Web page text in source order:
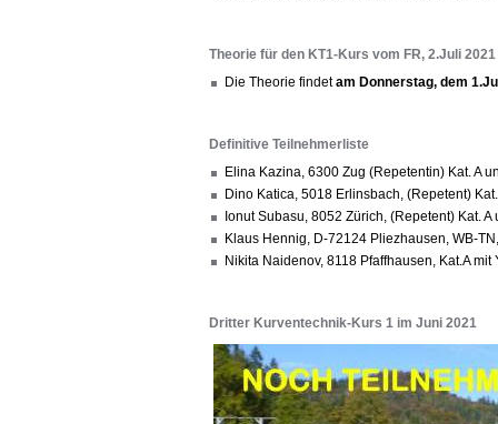
Theorie für den KT1-Kurs vom FR, 2.Juli 2021
Die Theorie findetam Donnerstag, dem
Definitive Teilnehmerliste
Elina Kazina, 6300 Zug (Repetentin) Kat. A
Dino Katica, 5018 Erlinsbach, (Repetent)
Ionut Subasu, 8052 Zürich, (Repetent) Kat.
Klaus Hennig, D-72124 Pliezhausen, WB-
Nikita Naidenov, 8118 Pfaffhausen, Kat.A mit
Dritter Kurventechnik-Kurs 1 im Juni 2021